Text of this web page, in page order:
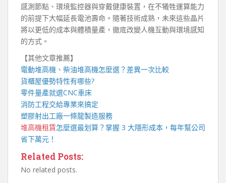
感測節點、環境監控器與穿戴健康裝置，在不犧牲運算能力
的前提下大幅延長電池壽命。隨著技術成熟，未來這些晶片
將以更低的成本與體積量產，徹底改變人機互動與環境感知
的方式。
【其他文章推薦】
電動堆高機 、柴油堆高機怎麼選？差異一次比較
貨櫃屋優勢特性有哪些?
零件量產就選CNC車床
消防工程交給專業來搞定
塑膠射出工廠一條龍製造服務
堆高機租賃怎麼選最划算？掌握 3 大隱形成本，每年幫公司
省下萬元！
Related Posts:
No related posts.